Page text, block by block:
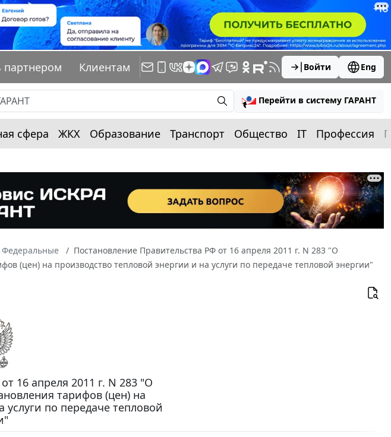
партнером Клиентам Войти Eng
Перейти в систему ГАРАНТ
сфера ЖКХ Образование Транспорт Общество IT Профессия
Федеральные
Постановление Правительства РФ от 16 апреля 2011 г. N 283 "О
(цен) на производство тепловой энергии и на услуги по передаче тепловой энергии"
16 апреля 2011 г. N 283 "О
тарифов (цен) на
по передаче тепловой